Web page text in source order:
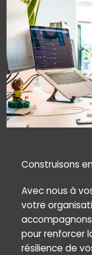
Construisons
Avec nous à
votre
pour renforcer
résilience de